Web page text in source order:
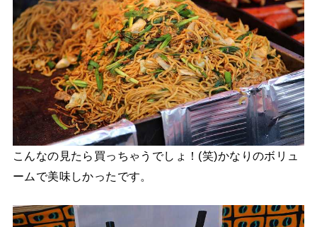
こんなの見たら買っちゃうでしょ！(笑)かなりのボリュ
ームで美味しかったです。